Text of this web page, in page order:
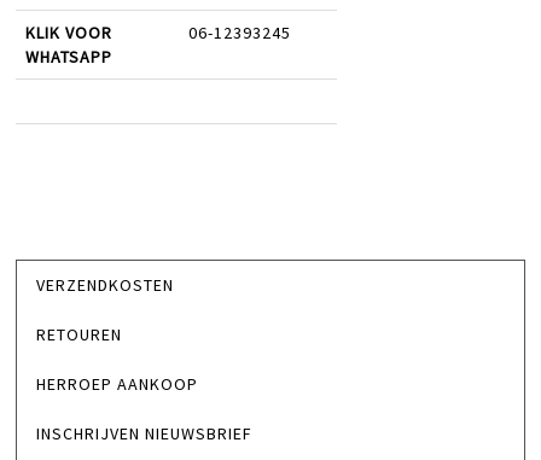
KLIK VOOR
WHATSAPP
06-12393245
VERZENDKOSTEN
RETOUREN
HERROEP AANKOOP
INSCHRIJVEN NIEUWSBRIEF